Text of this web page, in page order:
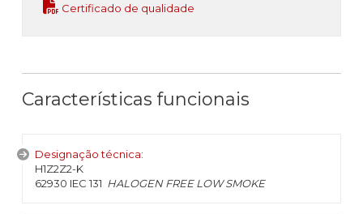
Certificado de qualidade
Características funcionais
Designação técnica:
H1Z2Z2-K
62930 IEC 131 HALOGEN FREE LOW SMOKE